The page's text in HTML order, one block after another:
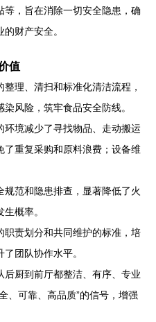
等，旨在消除一切安全隐患，确
财产安全。
值
整理、清扫和标准化清洁流程，
风险，筑牢食品安全防线。
环境减少了寻找物品、走动搬运
了重复采购和原料浪费；设备维
规范和隐患排查，显著降低了火
概率。
职责划分和共同维护的标准，培
团队协作水平。
后厨到前厅都整洁、有序、专业
、可靠、高品质”的信号，增强